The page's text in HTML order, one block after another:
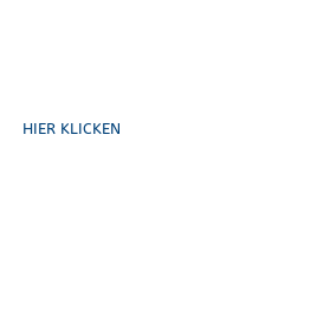
HIER KLICKEN